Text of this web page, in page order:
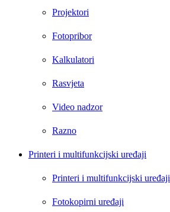
Projektori
Fotopribor
Kalkulatori
Rasvjeta
Video nadzor
Razno
Printeri i multifunkcijski uređaji
Printeri i multifunkcijski uređaji
Fotokopirni uređaji